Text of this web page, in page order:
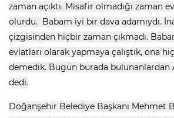
zaman açıktı. Misafir olmadığı zaman
olurdu. Babam iyi bir dava adamıydı.
çizgisinden hiçbir zaman çıkmadı.
evlatları olarak yapmaya çalıştık, ona
demedik. Bugün burada bulunanlardan
dedi.
Doğanşehir Belediye Başkanı Mehmet